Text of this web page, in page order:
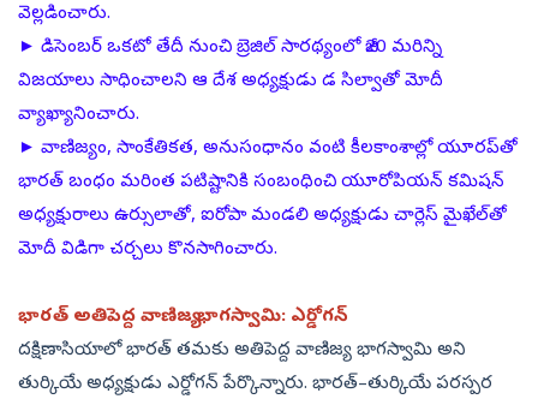
వెల్లడించారు.
► డిసెంబర్‌ ఒకటో తేదీ నుంచి బ్రెజిల్‌ సారథ్యంలో జీ20 మరిన్ని
విజయాలు సాధించాలని ఆ దేశ అధ్యక్షుడు డ సిల్వాతో మోదీ
వ్యాఖ్యానించారు.
► వాణిజ్యం, సాంకేతికత, అనుసంధానం వంటి కీలకాంశాల్లో యూరప్‌తో
భారత్‌ బంధం మరింత పటిష్టానికి సంబంధించి యూరోపియన్‌ కమిషన్‌
అధ్యక్షురాలు ఉర్సులాతో, ఐరోపా మండలి అధ్యక్షుడు చార్లెస్‌ మైఖేల్‌తో
మోదీ విడిగా చర్చలు కొనసాగించారు.
భారత్‌ అతిపెద్ద వాణిజ్య భాగస్వామి: ఎర్డోగన్‌
దక్షిణాసియాలో భారత్‌ తమకు అతిపెద్ద వాణిజ్య భాగస్వామి అని
తుర్కియే అధ్యక్షుడు ఎర్డోగన్‌ పేర్కొన్నారు. భారత్‌–తుర్కియే పరస్పర